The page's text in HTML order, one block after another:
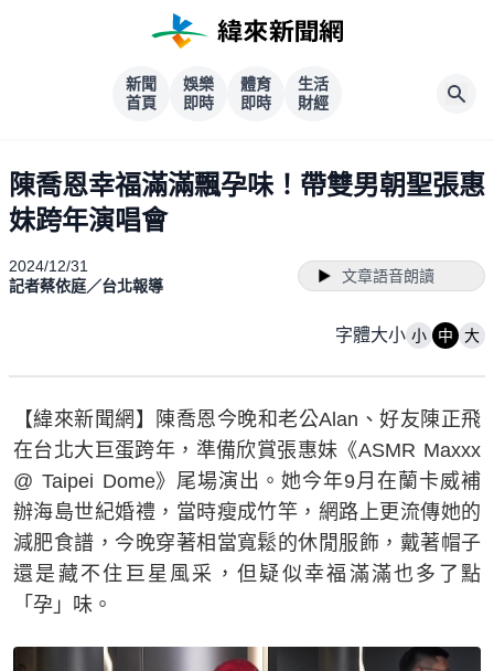
新聞
首頁
娛樂
即時
體育
即時
生活
財經
陳喬恩幸福滿滿飄孕味！帶雙男朝聖張惠
妹跨年演唱會
2024/12/31
記者蔡依庭／台北報導
文章語音朗讀
字體大小 小 中 大
【緯來新聞網】陳喬恩今晚和老公Alan、好友陳正飛
在台北大巨蛋跨年，準備欣賞張惠妹《ASMR Maxxx
@ Taipei Dome》尾場演出。她今年9月在蘭卡威補
辦海島世紀婚禮，當時瘦成竹竿，網路上更流傳她的
減肥食譜，今晚穿著相當寬鬆的休閒服飾，戴著帽子
還是藏不住巨星風采，但疑似幸福滿滿也多了點
「孕」味。